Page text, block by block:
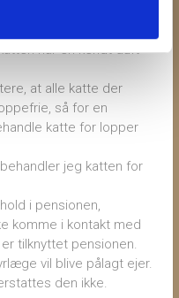
er for ejers
har en kendt duft
at alle katte der
så for en
katte for lopper
jeg katten for
i pensionen,
komme i kontakt med
tilknyttet pensionen.
vil blive pålagt ejer.
den ikke.